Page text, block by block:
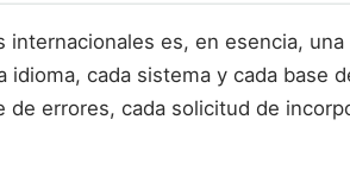
es, en esencia,
cada sistema y cada
errores, cada solicitud de